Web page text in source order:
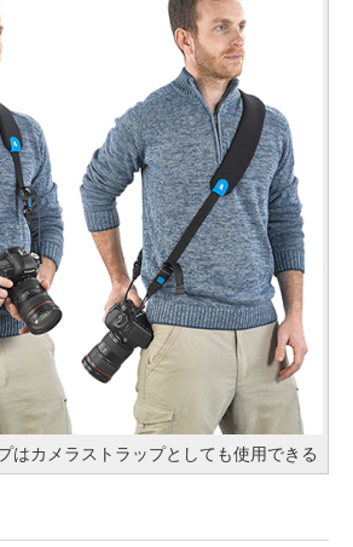
はカメラストラップとしても使用できる